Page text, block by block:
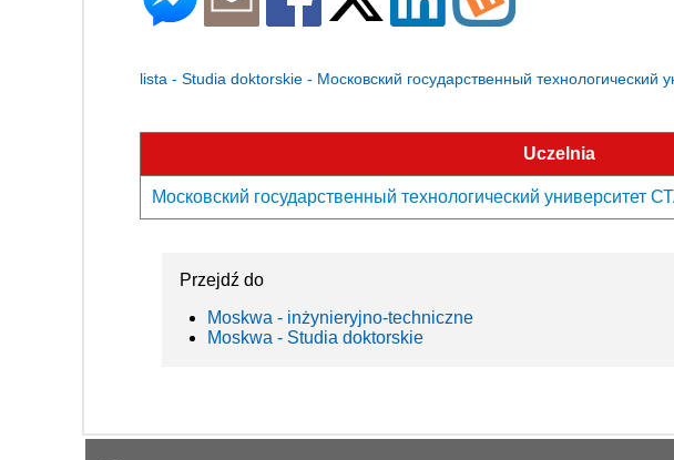
lista - Studia doktorskie - Московский государственный технологический
Uczelnia
Московский государственный технологический университет
Przejdź do
Moskwa - inżynieryjno-techniczne
Moskwa - Studia doktorskie